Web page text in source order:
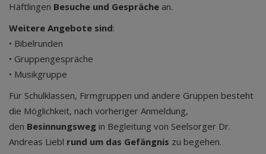
Häftlingen Besuche und Gespräche an.
Weitere Angebote sind:
• Bibelrunden
• Gruppengespräche
• Musikgruppe
Für Schulklassen, Firmgruppen und andere Gruppen besteht
die Möglichkeit, nach vorheriger Anmeldung,
den Besinnungsweg in Begleitung von Seelsorger Dr.
Andreas Liebl rund um das Gefängnis zu begehen.